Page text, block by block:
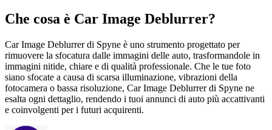
Che cosa è Car Image Deblurrer?
Car Image Deblurrer di Spyne è uno strumento progettato per
rimuovere la sfocatura dalle immagini delle auto, trasformandole in
immagini nitide, chiare e di qualità professionale. Che le tue foto
siano sfocate a causa di scarsa illuminazione, vibrazioni della
fotocamera o bassa risoluzione, Car Image Deblurrer di Spyne ne
esalta ogni dettaglio, rendendo i tuoi annunci di auto più accattivanti
e coinvolgenti per i futuri acquirenti.